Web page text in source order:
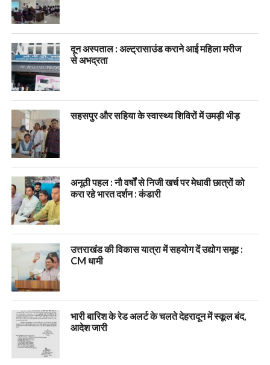
दून अस्पताल : अल्ट्रासाउंड कराने आई महिला मरीज
से अभद्रता
सहसपुर और सहिया के स्वास्थ्य शिविरों में उमड़ी भीड़
अनूठी पहल : नौ वर्षों से निजी खर्च पर मेधावी छात्रों को
करा रहे भारत दर्शन : कंडारी
उत्तराखंड की विकास यात्रा में सहयोग दें उद्योग समूह :
CM धामी
भारी बारिश के रेड अलर्ट के चलते देहरादून में स्कूल बंद,
आदेश जारी